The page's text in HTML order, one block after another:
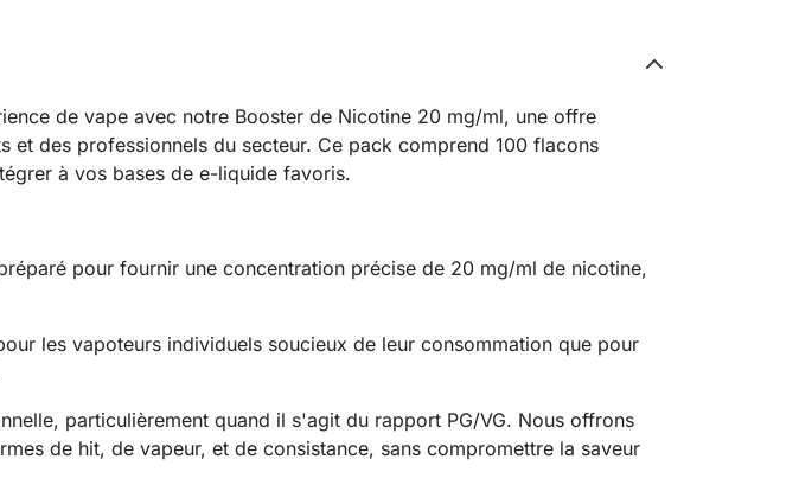
de vape avec notre Booster de Nicotine 20 mg/ml, une offre
des professionnels du secteur. Ce pack comprend 100 flacons
à vos bases de e-liquide favoris.
pour fournir une concentration précise de 20 mg/ml de nicotine,
les vapoteurs individuels soucieux de leur consommation que pour
particulièrement quand il s'agit du rapport PG/VG. Nous offrons
de hit, de vapeur, et de consistance, sans compromettre la saveur